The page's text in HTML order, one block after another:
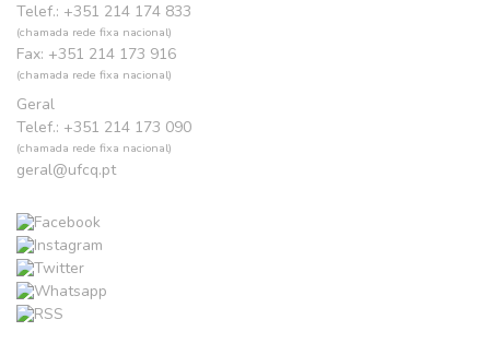
Telef.: +351 214 174 833
(chamada rede fixa nacional)
Fax: +351 214 173 916
(chamada rede fixa nacional)
Geral
Telef.: +351 214 173 090
(chamada rede fixa nacional)
geral@ufcq.pt